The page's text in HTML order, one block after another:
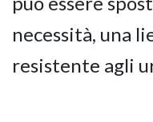
necessità, una
resistente agli